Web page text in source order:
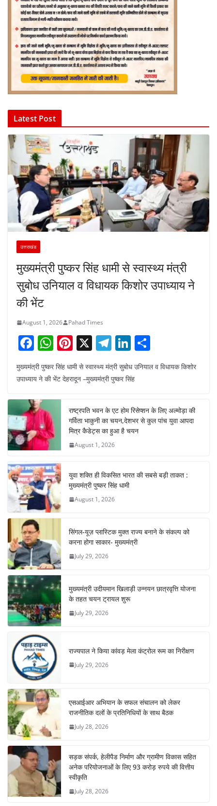
Latest Post
उत्तराखंड
मुख्यमंत्री पुष्कर सिंह धामी से स्वास्थ्य मंत्री
सुबोध उनियाल व विधायक किशोर उपाध्याय ने
की भेंट
August 1, 2026 Pahad Times
F
a
c
b
o
o
k
W
h
at
A
p
p
Pi
nt
er
e
st
X T
el
e
gr
a
m
Li
n
k
dI
n
ar
मुख्यमंत्री पुष्कर सिंह धामी से स्वास्थ्य मंत्री सुबोध उनियाल व विधायक किशोर
उपाध्याय ने की भेंट देहरादून –मुख्यमंत्री पुष्कर सिंह
राष्ट्रपति भवन के एट होम रिसेप्शन के लिए अल्मोड़ा की
गर्विता भाकुनी का चयन,देशभर से कुल पांच युवा आपदा
मित्र कैडेट्स का हुआ है चयन
August 1, 2026
युवा शक्ति ही विकसित भारत की सबसे बड़ी ताकत :
मुख्यमंत्री पुष्कर सिंह धामी
August 1, 2026
सिंगल-यूज़ प्लास्टिक मुक्त राज्य बनाने के संकल्प को
करना होगा साकार- मुख्यमंत्री
July 29, 2026
मुख्यमंत्री उदीयमान खिलाड़ी उन्नयन छात्रवृत्ति योजना
के तहत चयन ट्रायल शुरू
July 29, 2026
राज्यपाल ने किया कांवड़ मेला कंट्रोल रूम का निरीक्षण
July 29, 2026
एसआईआर अभियान के सफल संचालन को लेकर
राजनीतिक दलों के प्रतिनिधियों के साथ बैठक
July 28, 2026
सड़क संपर्क, हेलीपैड निर्माण और ग्रामीण विकास सहित
अनेक परियोजनाओं के लिए 93 करोड़ रुपये की वित्तीय
स्वीकृति
July 28, 2026